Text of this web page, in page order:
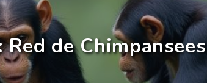
de Chimpansees